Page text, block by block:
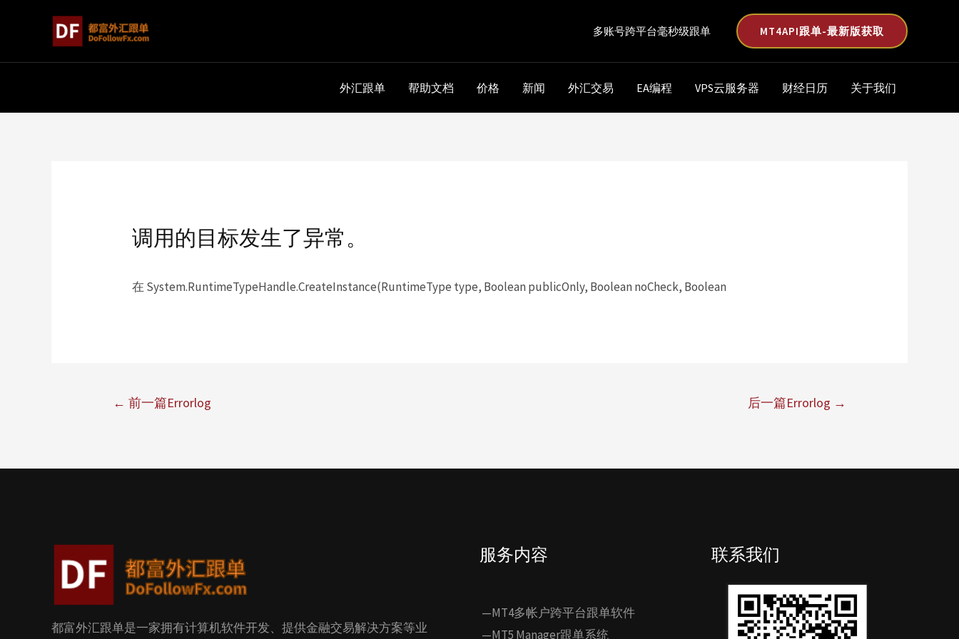
多账号跨平台毫秒级跟单 MT4API跟单-最新版获取
外汇跟单 帮助文档 价格 新闻 外汇交易 EA编程 VPS云服务器 财经日历 关于我们
调用的目标发生了异常。
在 System.RuntimeTypeHandle.CreateInstance(RuntimeType type, Boolean publicOnly, Boolean noCheck, Boolean
← 前一篇Errorlog 后一篇Errorlog →
都富外汇跟单是一家拥有计算机软件开发、提供金融交易解决方案等业
服务内容
—MT4多帐户跨平台跟单软件
—MT5 Manager跟单系统
联系我们